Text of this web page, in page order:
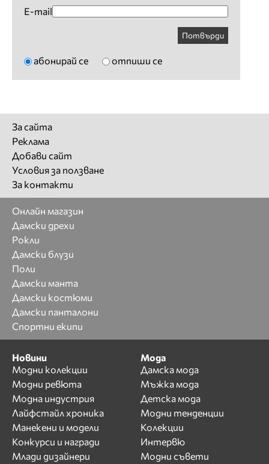
E-mail
Потвърди
абонирай се отпиши се
За сайта
Реклама
Добави сайт
Условия за ползване
За контакти
Онлайн магазин
Дамски дрехи
Рокли
Дамски блузи
Поли
Дамски манта
Дамски костюми
Дамски панталони
Спортни екипи
Новини
Модни колекции
Модни ревюта
Модна индустрия
Лайфстайл хроника
Манекени и модели
Конкурси и награди
Млади дизайнери
Мода
Дамска мода
Мъжка мода
Детска мода
Модни тенденции
Колекции
Интервю
Модни съвети